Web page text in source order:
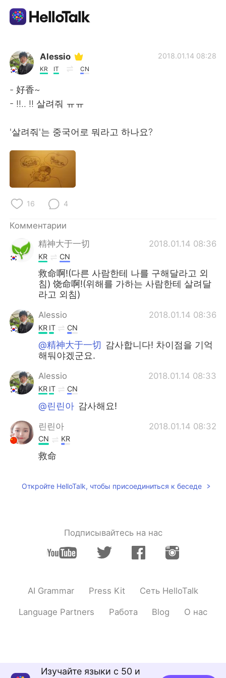
AI Grammar Checker
Русский
English
繁體中文
العربية
Deutsch
한국어
Indonesia Italiano
Português
Alessio
KR IT CN
2018.01.14 08:28
- 好香~
- !!.. !! 살려줘 ㅠㅠ
'살려줘'는 중국어로 뭐라고 하나요?
16 4
Комментарии
精神大于一切
2018.01.14 08:36
KR CN
救命啊!(다른 사람한테 나를 구해달라고 외
침) 饶命啊!(위해를 가하는 사람한테 살려달
라고 외침)
Alessio 2018.01.14 08:36
KR IT CN
@精神大于一切 감사합니다! 차이점을 기억
해둬야겠군요.
Alessio 2018.01.14 08:33
KR IT CN
@린린아 감사해요!
린린아 2018.01.14 08:32
CN KR
救命
Откройте HelloTalk, чтобы присоединиться к беседе
Подписывайтесь на нас
AI Grammar Press Kit Сеть HelloTalk
Language Partners Работа Blog О нас
Изучайте языки с 50 и